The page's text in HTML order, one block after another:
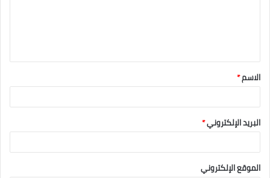
الاسم*
البريد الإلكتروني*
الموقع الإلكتروني